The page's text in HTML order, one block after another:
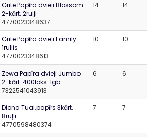
Grite Papīra dvieļi Blossom
2-kārt. 2ruļļi
4770023348637
14 14
Grite Papīra dvieļi Family
1rullis
4770023348613
10 10
Zewa Papīra dvieļi Jumbo
2-kārt. 400loks. 1gb
7322541043913
6 6
Diona Tual.papīrs 3kārt.
8ruļļi
4770598480374
7 7